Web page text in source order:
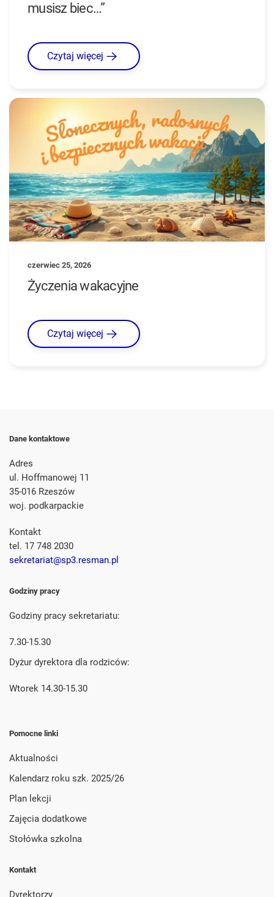
musisz biec…”
Czytaj więcej
czerwiec 25, 2026
Życzenia wakacyjne
Czytaj więcej
Dane kontaktowe
Adres
ul. Hoffmanowej 11
35-016 Rzeszów
woj. podkarpackie
Kontakt
tel. 17 748 2030
sekretariat@sp3.resman.pl
Godziny pracy
Godziny pracy sekretariatu:
7.30-15.30
Dyżur dyrektora dla rodziców:
Wtorek 14.30-15.30
Pomocne linki
Aktualności
Kalendarz roku szk. 2025/26
Plan lekcji
Zajęcia dodatkowe
Stołówka szkolna
Kontakt
Dyrektorzy